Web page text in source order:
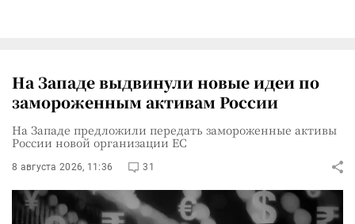
На Западе выдвинули новые идеи по
замороженным активам России
На Западе предложили передать замороженные активы
России новой организации ЕС
8 августа 2026, 11:36 31